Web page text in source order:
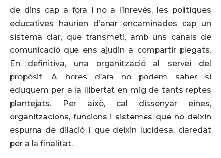
de dins cap a fora i no a l’inrevés, les polítiques
educatives haurien d’anar encaminades cap un
sistema clar, que transmeti, amb uns canals de
comunicació que ens ajudin a compartir plegats.
En definitiva, una organització al servei del
propòsit. A hores d’ara no podem saber si
eduquem per a la llibertat en mig de tants reptes
plantejats. Per això, cal dissenyar eines,
organitzacions, funcions i sistemes que no deixin
espurna de dilació i que deixin lucidesa, claredat
per a la finalitat.